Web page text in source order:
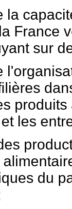
la
France
sur
les
du